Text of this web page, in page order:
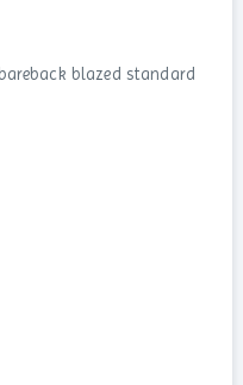
blazed standard